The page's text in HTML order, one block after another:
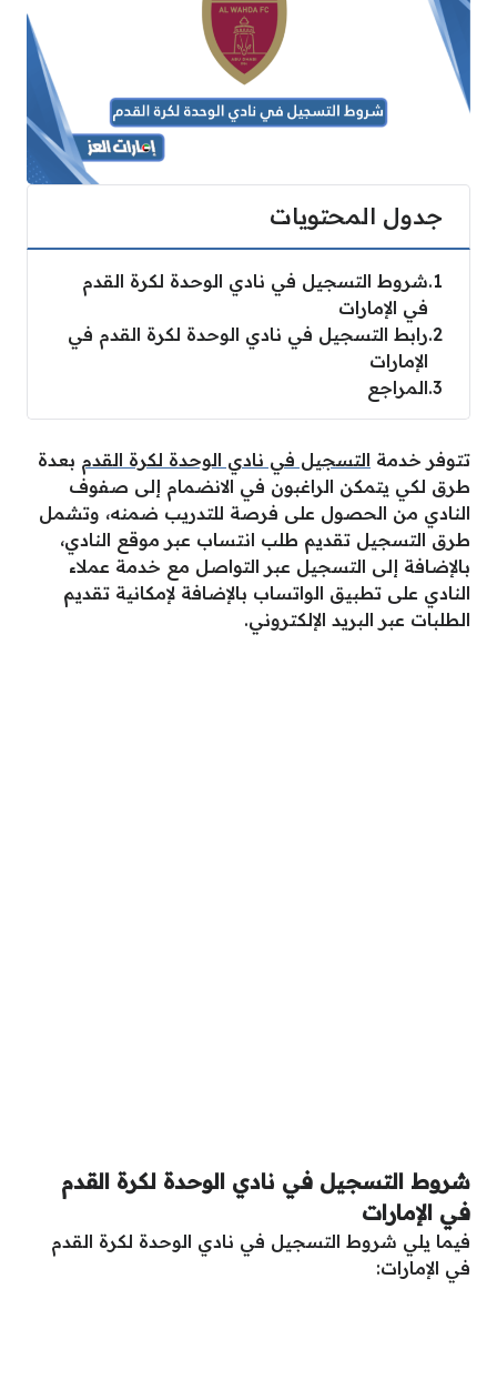
جدول المحتويات
1 شروط التسجيل في نادي الوحدة لكرة القدم
في الإمارات
2 رابط التسجيل في نادي الوحدة لكرة القدم في
الإمارات
3 المراجع
تتوفر خدمة التسجيل في نادي الوحدة لكرة القدم بعدة
طرق لكي يتمكن الراغبون في الانضمام إلى صفوف
النادي من الحصول على فرصة للتدريب ضمنه، وتشمل
طرق التسجيل تقديم طلب انتساب عبر موقع النادي،
بالإضافة إلى التسجيل عبر التواصل مع خدمة عملاء
النادي على تطبيق الواتساب بالإضافة لإمكانية تقديم
الطلبات عبر البريد الإلكتروني.
شروط التسجيل في نادي الوحدة لكرة القدم
في الإمارات
فيما يلي شروط التسجيل في نادي الوحدة لكرة القدم
في الإمارات: